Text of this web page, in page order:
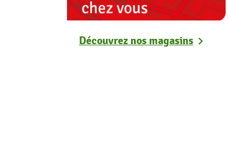
Découvrez nos magasins chevron_right